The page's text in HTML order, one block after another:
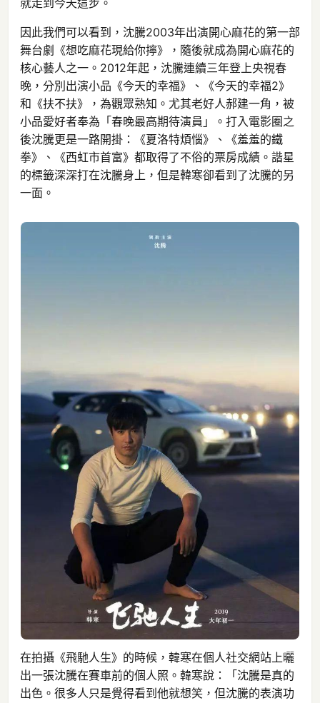
就走到今天這步。
因此我們可以看到，沈騰2003年出演開心麻花的第一部
舞台劇《想吃麻花現給你擰》，隨後就成為開心麻花的
核心藝人之一。2012年起，沈騰連續三年登上央視春
晚，分別出演小品《今天的幸福》、《今天的幸福2》
和《扶不扶》，為觀眾熟知。尤其老好人郝建一角，被
小品愛好者奉為「春晚最高期待演員」。打入電影圈之
後沈騰更是一路開掛：《夏洛特煩惱》、《羞羞的鐵
拳》、《西虹市首富》都取得了不俗的票房成績。諧星
的標籤深深打在沈騰身上，但是韓寒卻看到了沈騰的另
一面。
在拍攝《飛馳人生》的時候，韓寒在個人社交網站上曬
出一張沈騰在賽車前的個人照。韓寒說：「沈騰是真的
出色。很多人只是覺得看到他就想笑，但沈騰的表演功